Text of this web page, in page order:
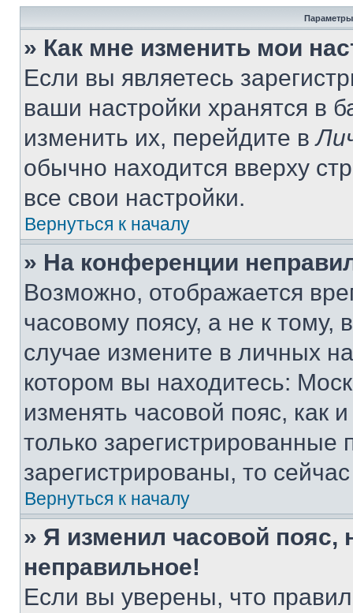
Параметры
» Как мне изменить мои
Если вы являетесь
ваши настройки хранятся в
изменить их, перейдите в
обычно находится вверху
все свои настройки.
Вернуться к началу
» На конференции
Возможно, отображается
часовому поясу, а не к тому,
случае измените в личных
котором вы находитесь:
изменять часовой пояс, как
только
зарегистрированы, то
Вернуться к началу
» Я изменил часовой пояс,
неправильное!
Если вы уверены, что